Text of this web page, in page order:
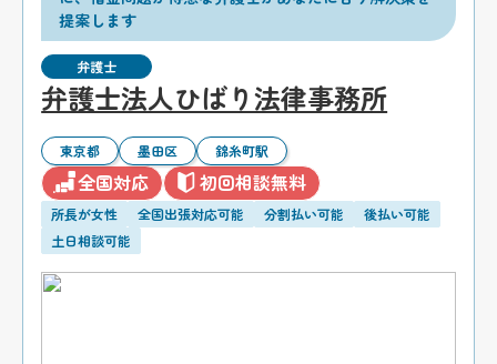
提案します
弁護士
弁護士法人ひばり法律事務所
東京都 墨田区 錦糸町駅
全国対応 初回相談無料
所長が女性 全国出張対応可能 分割払い可能
後払い可能
土日相談可能